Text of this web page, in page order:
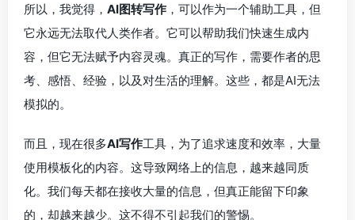
所以，我觉得， AI图转写作 ，可以作为一个辅助工具，但
它永远无法取代人类作者。它可以帮助我们快速生成内
容，但它无法赋予内容灵魂。真正的写作，需要作者的思
考、感悟、经验，以及对生活的理解。这些，都是AI无法
模拟的。
而且，现在很多AI写作工具，为了追求速度和效率，大量
使用模板化的内容。这导致网络上的信息，越来越同质
化。我们每天都在接收大量的信息，但真正能留下印象
的，却越来越少。这不得不引起我们的警惕。